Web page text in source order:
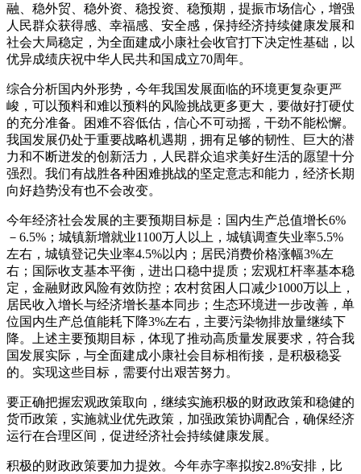
融、稳外贸、稳外资、稳投资、稳预期，提振市场信心，增强
人民群众获得感、幸福感、安全感，保持经济持续健康发展和
社会大局稳定，为全面建成小康社会收官打下决定性基础，以
优异成绩庆祝中华人民共和国成立70周年。
综合分析国内外形势，今年我国发展面临的环境更复杂更严
峻，可以预料和难以预料的风险挑战更多更大，要做好打硬仗
的充分准备。困难不容低估，信心不可动摇，干劲不能松懈。
我国发展仍处于重要战略机遇期，拥有足够的韧性、巨大的潜
力和不断迸发的创新活力，人民群众追求美好生活的愿望十分
强烈。我们有战胜各种困难挑战的坚定意志和能力，经济长期
向好趋势没有也不会改变。
今年经济社会发展的主要预期目标是：国内生产总值增长6%
－6.5%；城镇新增就业1100万人以上，城镇调查失业率5.5%
左右，城镇登记失业率4.5%以内；居民消费价格涨幅3%左
右；国际收支基本平衡，进出口稳中提质；宏观杠杆率基本稳
定，金融财政风险有效防控；农村贫困人口减少1000万以上，
居民收入增长与经济增长基本同步；生态环境进一步改善，单
位国内生产总值能耗下降3%左右，主要污染物排放量继续下
降。上述主要预期目标，体现了推动高质量发展要求，符合我
国发展实际，与全面建成小康社会目标相衔接，是积极稳妥
的。实现这些目标，需要付出艰苦努力。
要正确把握宏观政策取向，继续实施积极的财政政策和稳健的
货币政策，实施就业优先政策，加强政策协调配合，确保经济
运行在合理区间，促进经济社会持续健康发展。
积极的财政政策要加力提效。今年赤字率拟按2.8%安排，比